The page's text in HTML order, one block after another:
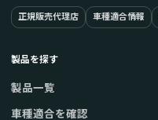
正規販売代理店 車種適合情報
製品を探す
製品一覧
車種適合を確認